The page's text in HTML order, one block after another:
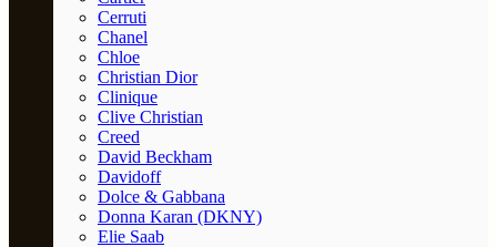
Cerruti
Chanel
Chloe
Christian Dior
Clinique
Clive Christian
Creed
David Beckham
Davidoff
Dolce & Gabbana
Donna Karan (DKNY)
Elie Saab